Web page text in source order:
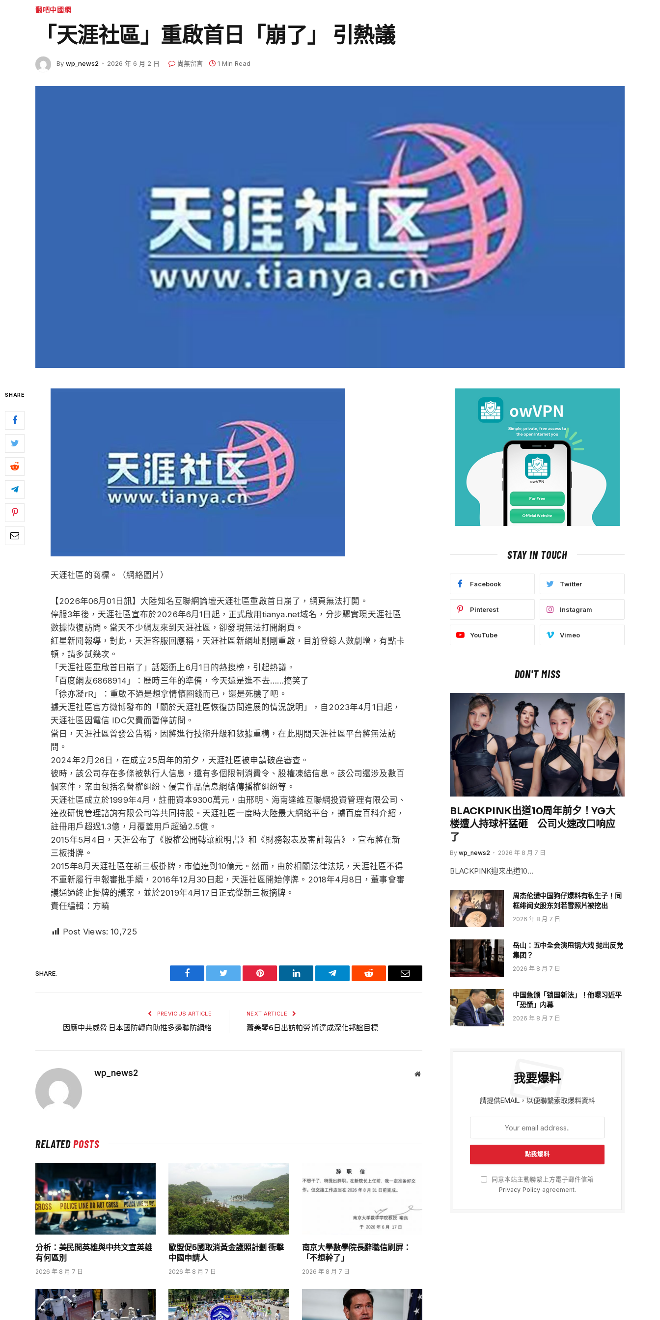
翻吧中國網
「天涯社區」重啟首日「崩了」 引熱議
By wp_news2 2026 年 6 月 2 日 尚無留言 1 Min Read
SHARE
天涯社區的商標。（網絡圖片）
【2026年06月01日訊】大陸知名互聯網論壇天涯社區重啟首日崩了，網頁無法打開。
停服3年後，天涯社區宣布於2026年6月1日起，正式啟用tianya.net域名，分步驟實現天涯社區
數據恢復訪問。當天不少網友來到天涯社區，卻發現無法打開網頁。
紅星新聞報導，對此，天涯客服回應稱，天涯社區新網址剛剛重啟，目前登錄人數劇增，有點卡
頓，請多試幾次。
「天涯社區重啟首日崩了」話題衝上6月1日的熱搜榜，引起熱議。
「百度網友6868914」：歷時三年的準備，今天還是進不去……搞笑了
「徐亦凝rR」：重啟不過是想拿情懷圈錢而已，還是死機了吧。
據天涯社區官方微博發布的「關於天涯社區恢復訪問進展的情況說明」，自2023年4月1日起，
天涯社區因電信 IDC欠費而暫停訪問。
當日，天涯社區曾發公告稱，因將進行技術升級和數據重構，在此期間天涯社區平台將無法訪
問。
2024年2月26日，在成立25周年的前夕，天涯社區被申請破產審查。
彼時，該公司存在多條被執行人信息，還有多個限制消費令、股權凍結信息。該公司還涉及數百
個案件，案由包括名譽權糾紛、侵害作品信息網絡傳播權糾紛等。
天涯社區成立於1999年4月，註冊資本9300萬元，由邢明、海南達維互聯網投資管理有限公司、
達孜研悅管理諮詢有限公司等共同持股。天涯社區一度時大陸最大網絡平台，據百度百科介紹，
註冊用戶超過1.3億，月覆蓋用戶超過2.5億。
2015年5月4日，天涯公布了《股權公開轉讓說明書》和《財務報表及審計報告》，宣布將在新
三板掛牌。
2015年8月天涯社區在新三板掛牌，市值達到10億元。然而，由於相關法律法規，天涯社區不得
不重新履行申報審批手續，2016年12月30日起，天涯社區開始停牌。2018年4月8日，董事會審
議通過終止掛牌的議案，並於2019年4月17日正式從新三板摘牌。
責任編輯：方曉
Post Views: 10,725
SHARE.
Facebook Twitter Pinterest LinkedIn Telegram Reddit Email
PREVIOUS ARTICLE
因應中共威脅 日本國防轉向助推多邊聯防網絡
NEXT ARTICLE
蕭美琴6日出訪帕勞 將達成深化邦誼目標
wp_news2 Website
RELATEDPOSTS
分析：美民間英雄與中共文宣英雄
有何區別
2026 年 8 月 7 日
歐盟促5國取消黃金護照計劃 衝擊
中國申請人
2026 年 8 月 7 日
南京大學數學院長辭職信刷屏：
「不想幹了」
2026 年 8 月 7 日
STAY IN TOUCH
Facebook Twitter
Pinterest Instagram
YouTube Vimeo
DON'T MISS
BLACKPINK出道10周年前夕！YG大
楼遭人持球杆猛砸 公司火速改口响应
了
By wp_news2 2026 年 8 月 7 日
BLACKPINK迎来出道10…
周杰伦遭中国狗仔爆料有私生子！同
框绯闻女股东刘若雪照片被挖出
2026 年 8 月 7 日
岳山：五中全会演甩锅大戏 抛出反党
集团？
2026 年 8 月 7 日
中国急颁「锁国新法」！他曝习近平
「恐慌」内幕
2026 年 8 月 7 日
我要爆料
請提供EMAIL，以便聯繫索取爆料資料
同意本站主動聯繫上方電子郵件信箱
Privacy Policyagreement.